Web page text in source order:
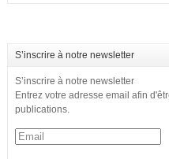
S’inscrire à notre newsletter
S’inscrire à notre newsletter
Entrez votre adresse email afin
publications.